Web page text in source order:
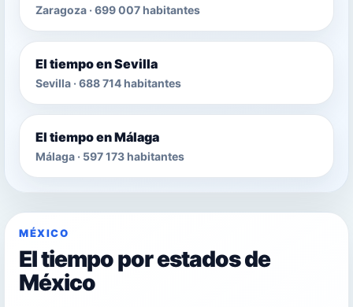
Zaragoza · 699 007 habitantes
El tiempo en Sevilla
Sevilla · 688 714 habitantes
El tiempo en Málaga
Málaga · 597 173 habitantes
MÉXICO
El tiempo por estados de
México